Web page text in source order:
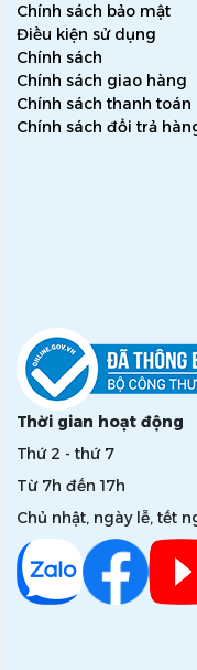
Chính sách bảo mật
Điều kiện sử dụng
Chính sách
Chính sách giao hàng
Chính sách thanh toán
Chính sách đổi trả
Thời gian hoạt động
Thứ 2 - thứ 7
Từ 7h đến 17h
Chủ nhật, ngày lễ, tết